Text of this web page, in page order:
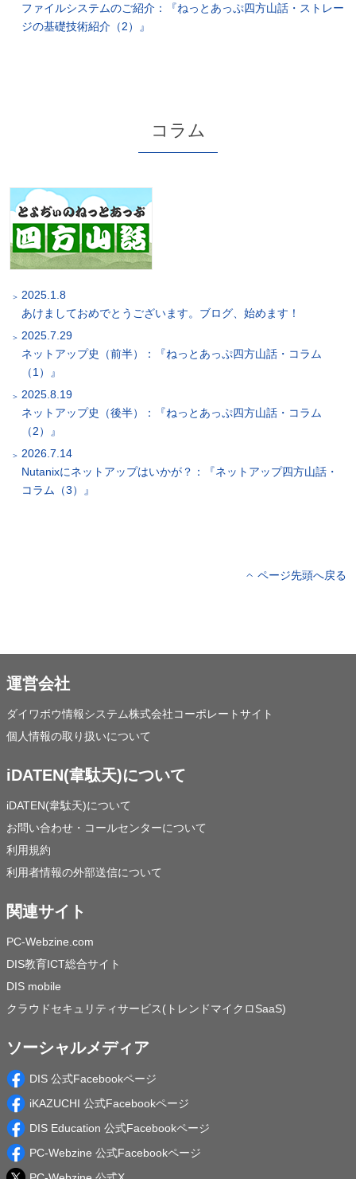
ファイルシステムのご紹介：『ねっとあっぷ四方山話・ストレー
ジの基礎技術紹介（2）』
コラム
2025.1.8
あけましておめでとうございます。ブログ、始めます！
2025.7.29
ネットアップ史（前半）：『ねっとあっぷ四方山話・コラム
（1）』
2025.8.19
ネットアップ史（後半）：『ねっとあっぷ四方山話・コラム
（2）』
2026.7.14
Nutanixにネットアップはいかが？：『ネットアップ四方山話・
コラム（3）』
ページ先頭へ戻る
運営会社
ダイワボウ情報システム株式会社コーポレートサイト
個人情報の取り扱いについて
iDATEN(韋駄天)について
iDATEN(韋駄天)について
お問い合わせ・コールセンターについて
利用規約
利用者情報の外部送信について
関連サイト
PC-Webzine.com
DIS教育ICT総合サイト
DIS mobile
クラウドセキュリティサービス(トレンドマイクロSaaS)
ソーシャルメディア
DIS 公式Facebookページ
iKAZUCHI 公式Facebookページ
DIS Education 公式Facebookページ
PC-Webzine 公式Facebookページ